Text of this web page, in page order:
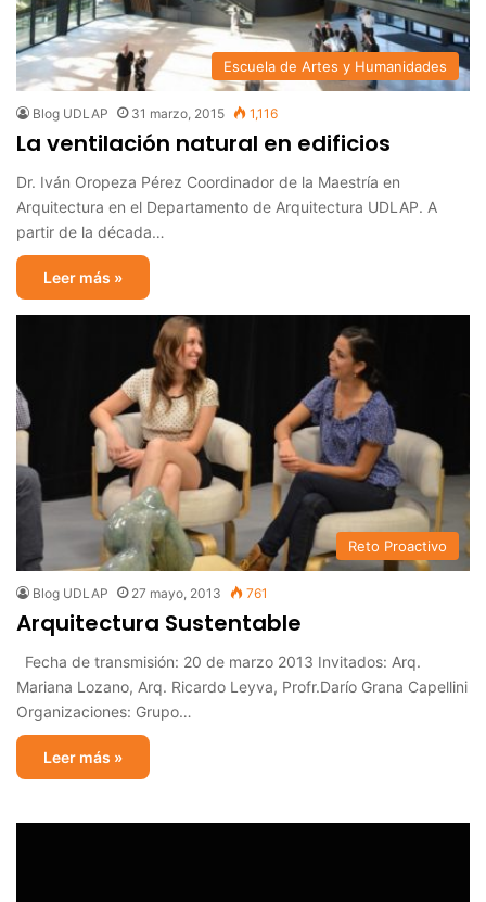
Escuela de Artes y Humanidades
Blog UDLAP 31 marzo, 2015 1,116
La ventilación natural en edificios
Dr. Iván Oropeza Pérez Coordinador de la Maestría en
Arquitectura en el Departamento de Arquitectura UDLAP. A
partir de la década…
Leer más »
Reto Proactivo
Blog UDLAP 27 mayo, 2013 761
Arquitectura Sustentable
Fecha de transmisión: 20 de marzo 2013 Invitados: Arq.
Mariana Lozano, Arq. Ricardo Leyva, Profr.Darío Grana Capellini
Organizaciones: Grupo…
Leer más »